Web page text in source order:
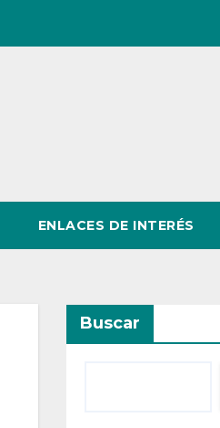
ENLACES DE INTERÉS
Buscar